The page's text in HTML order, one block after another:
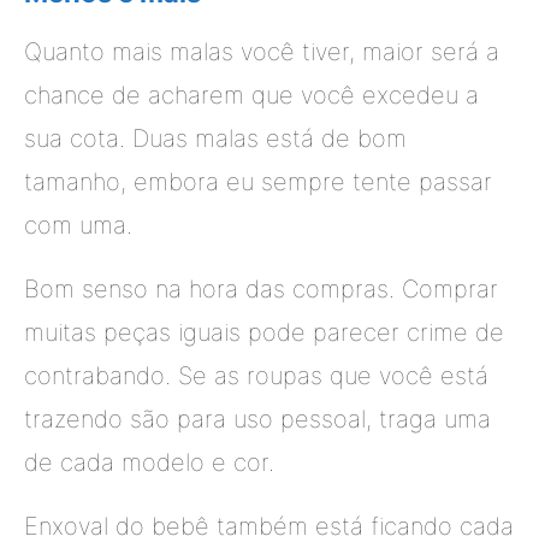
Quanto mais malas você tiver, maior será a
chance de acharem que você excedeu a
sua cota. Duas malas está de bom
tamanho, embora eu sempre tente passar
com uma.
Bom senso na hora das compras. Comprar
muitas peças iguais pode parecer crime de
contrabando. Se as roupas que você está
trazendo são para uso pessoal, traga uma
de cada modelo e cor.
Enxoval do bebê também está ficando cada